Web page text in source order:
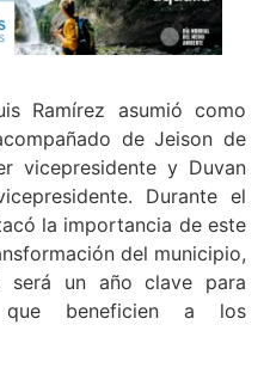
Ramírez asumió como
de Jeison de
vicepresidente y Duvan
Durante el
la importancia de este
del municipio,
será un año clave para
que beneficien a los